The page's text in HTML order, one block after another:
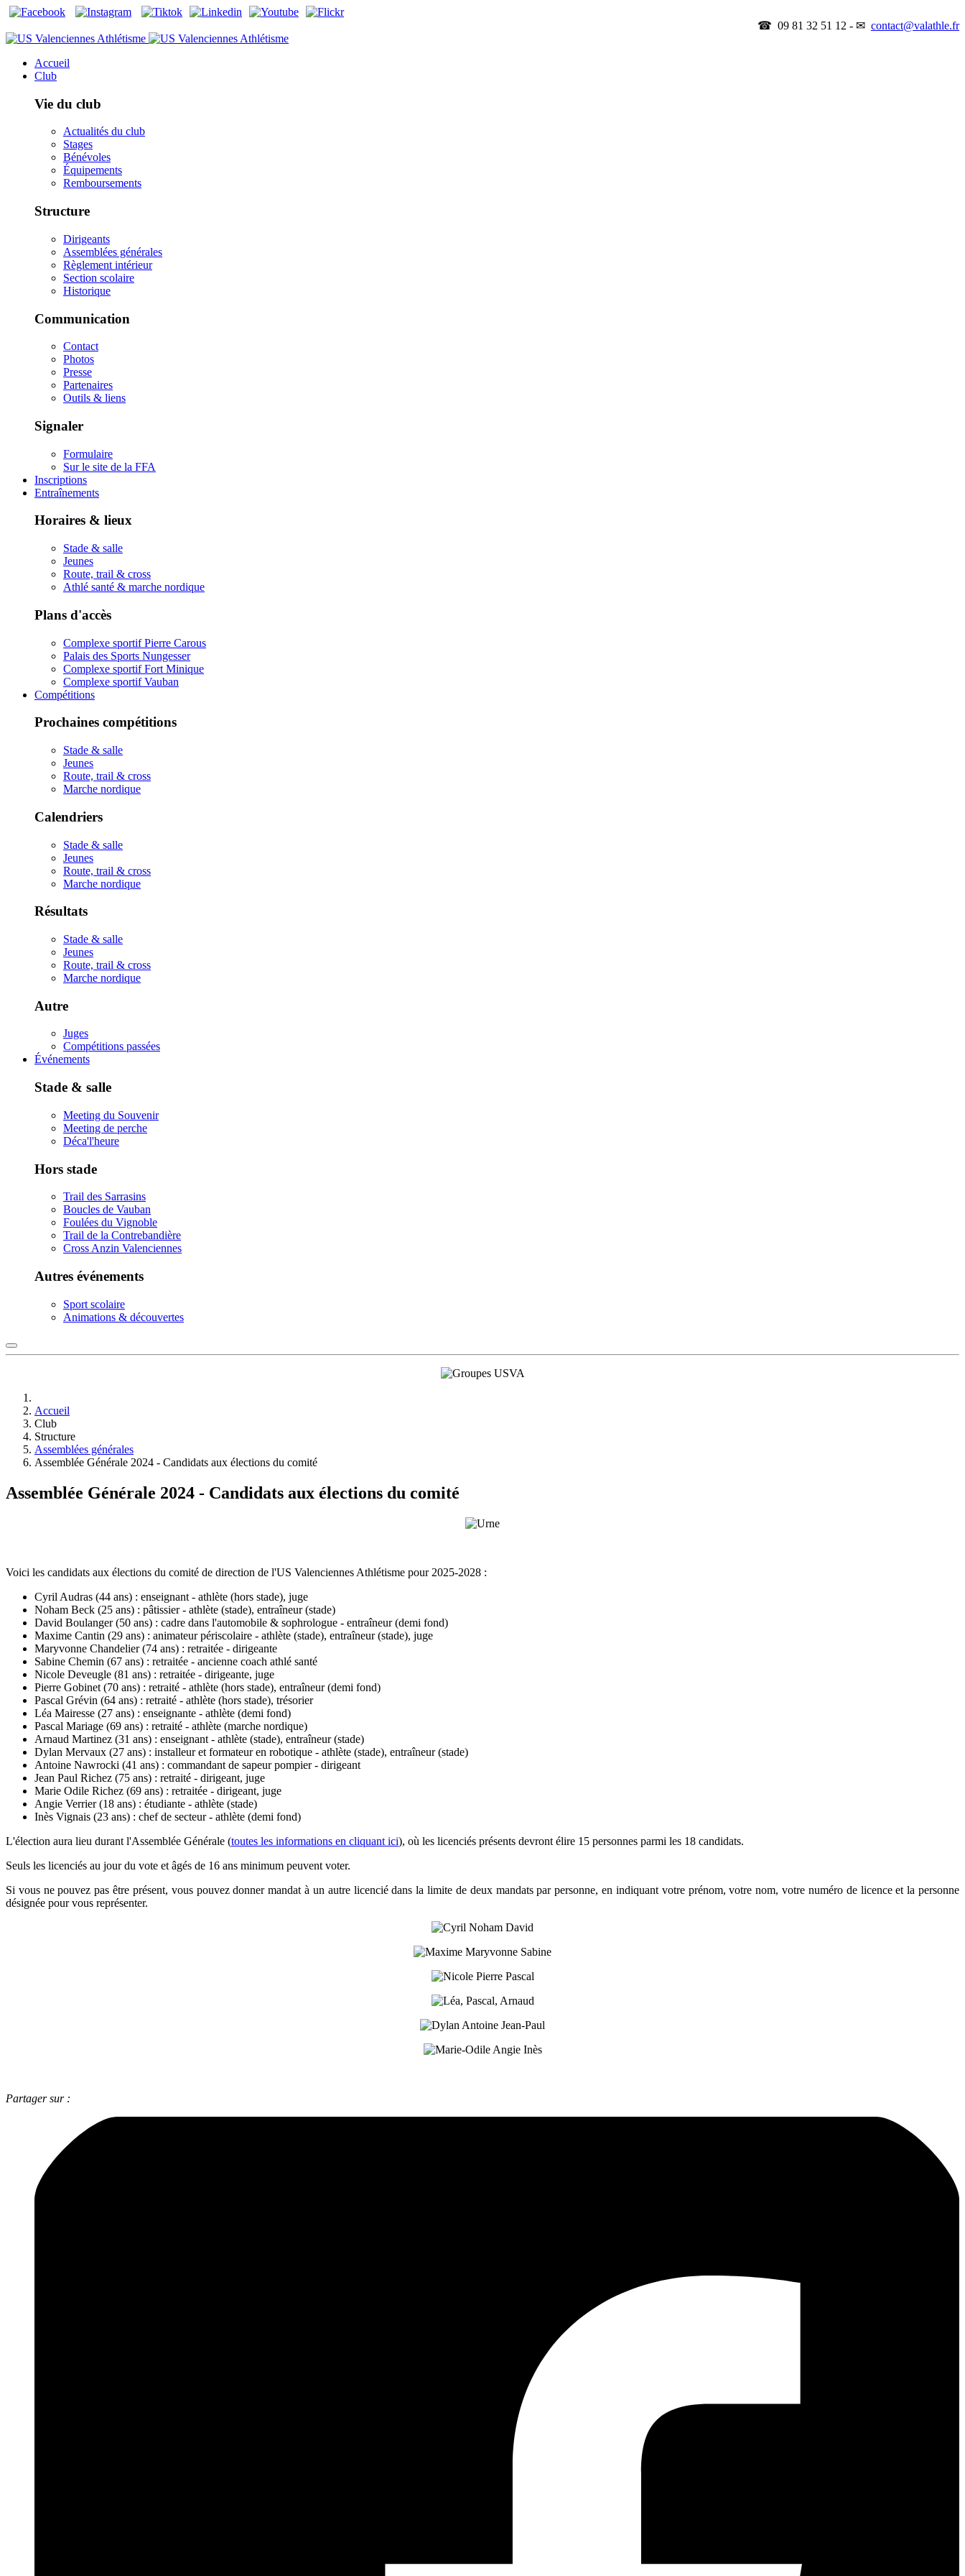
☎ 09 81 32 51 12 - ✉ contact@valathle.fr
Accueil
Club
Vie du club
Actualités du club
Stages
Bénévoles
Équipements
Remboursements
Structure
Dirigeants
Assemblées générales
Règlement intérieur
Section scolaire
Historique
Communication
Contact
Photos
Presse
Partenaires
Outils & liens
Signaler
Formulaire
Sur le site de la FFA
Inscriptions
Entraînements
Horaires & lieux
Stade & salle
Jeunes
Route, trail & cross
Athlé santé & marche nordique
Plans d'accès
Complexe sportif Pierre Carous
Palais des Sports Nungesser
Complexe sportif Fort Minique
Complexe sportif Vauban
Compétitions
Prochaines compétitions
Stade & salle
Jeunes
Route, trail & cross
Marche nordique
Calendriers
Stade & salle
Jeunes
Route, trail & cross
Marche nordique
Résultats
Stade & salle
Jeunes
Route, trail & cross
Marche nordique
Autre
Juges
Compétitions passées
Événements
Stade & salle
Meeting du Souvenir
Meeting de perche
Déca'l'heure
Hors stade
Trail des Sarrasins
Boucles de Vauban
Foulées du Vignoble
Trail de la Contrebandière
Cross Anzin Valenciennes
Autres événements
Sport scolaire
Animations & découvertes
Accueil
Club
Structure
Assemblées générales
Assemblée Générale 2024 - Candidats aux élections du comité
Assemblée Générale 2024 - Candidats aux élections du comité
Voici les candidats aux élections du comité de direction de l'US Valenciennes Athlétisme pour 2025-2028 :
Cyril Audras (44 ans) : enseignant - athlète (hors stade), juge
Noham Beck (25 ans) : pâtissier - athlète (stade), entraîneur (stade)
David Boulanger (50 ans) : cadre dans l'automobile & sophrologue - entraîneur (demi fond)
Maxime Cantin (29 ans) : animateur périscolaire - athlète (stade), entraîneur (stade), juge
Maryvonne Chandelier (74 ans) : retraitée - dirigeante
Sabine Chemin (67 ans) : retraitée - ancienne coach athlé santé
Nicole Deveugle (81 ans) : retraitée - dirigeante, juge
Pierre Gobinet (70 ans) : retraité - athlète (hors stade), entraîneur (demi fond)
Pascal Grévin (64 ans) : retraité - athlète (hors stade), trésorier
Léa Mairesse (27 ans) : enseignante - athlète (demi fond)
Pascal Mariage (69 ans) : retraité - athlète (marche nordique)
Arnaud Martinez (31 ans) : enseignant - athlète (stade), entraîneur (stade)
Dylan Mervaux (27 ans) : installeur et formateur en robotique - athlète (stade), entraîneur (stade)
Antoine Nawrocki (41 ans) : commandant de sapeur pompier - dirigeant
Jean Paul Richez (75 ans) : retraité - dirigeant, juge
Marie Odile Richez (69 ans) : retraitée - dirigeant, juge
Angie Verrier (18 ans) : étudiante - athlète (stade)
Inès Vignais (23 ans) : chef de secteur - athlète (demi fond)
L'élection aura lieu durant l'Assemblée Générale (toutes les informations en cliquant ici), où les licenciés présents devront élire 15 personnes parmi les 18 candidats.
Seuls les licenciés au jour du vote et âgés de 16 ans minimum peuvent voter.
Si vous ne pouvez pas être présent, vous pouvez donner mandat à un autre licencié dans la limite de deux mandats par personne, en indiquant votre prénom, votre nom, votre numéro de licence et la personne
désignée pour vous représenter.
Partager sur :